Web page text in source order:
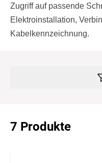
Zugriff auf passende
Elektroinstallation,
Kabelkennzeichnung.
7 Produkte